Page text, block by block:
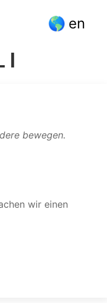
en
I
bewegen.
wir einen